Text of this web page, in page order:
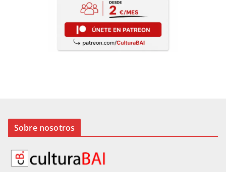
Sobre nosotros